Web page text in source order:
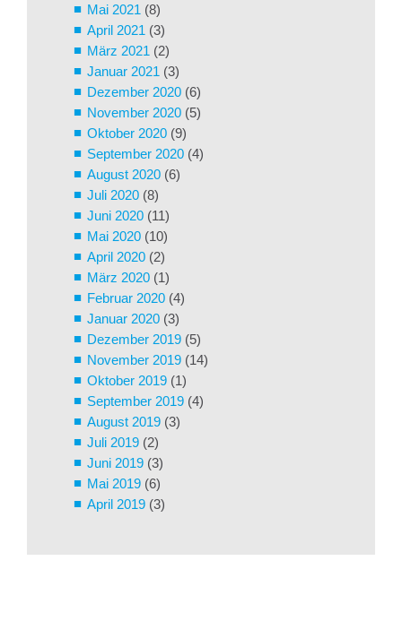
Mai 2021 (8)
April 2021 (3)
März 2021 (2)
Januar 2021 (3)
Dezember 2020 (6)
November 2020 (5)
Oktober 2020 (9)
September 2020 (4)
August 2020 (6)
Juli 2020 (8)
Juni 2020 (11)
Mai 2020 (10)
April 2020 (2)
März 2020 (1)
Februar 2020 (4)
Januar 2020 (3)
Dezember 2019 (5)
November 2019 (14)
Oktober 2019 (1)
September 2019 (4)
August 2019 (3)
Juli 2019 (2)
Juni 2019 (3)
Mai 2019 (6)
April 2019 (3)